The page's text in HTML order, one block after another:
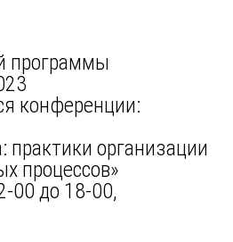
программы
конференции:
практики организации
процессов»
00 до 18-00,